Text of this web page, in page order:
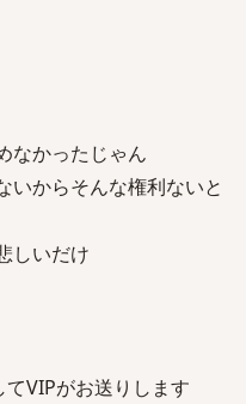
なかったじゃん
いからそんな権利ないと
しいだけ
VIPがお送りします